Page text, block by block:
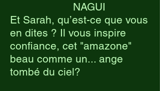
NAGUI
Et Sarah, qu’est-ce que vous
en dites ? Il vous inspire
confiance, cet "amazone"
beau comme un... ange
tombé du ciel?